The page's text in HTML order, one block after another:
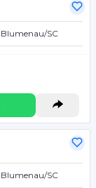
Blumenau/SC
Blumenau/SC